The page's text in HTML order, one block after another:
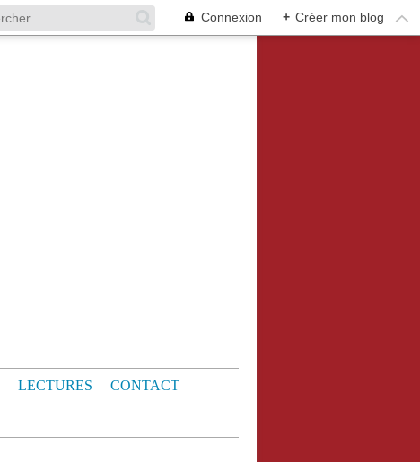
Connexion + Créer mon blog
LECTURES CONTACT